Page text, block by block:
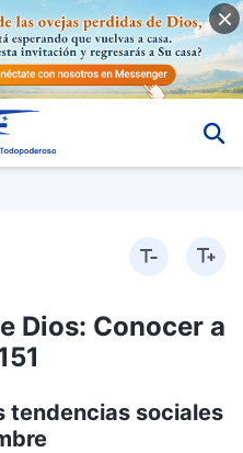
Dios: Conocer a
tendencias sociales